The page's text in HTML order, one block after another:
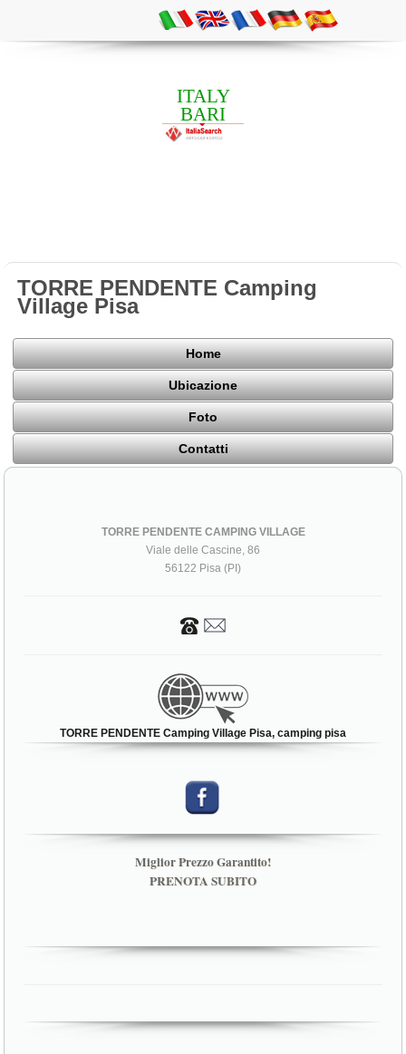
ITALY
BARI
TORRE PENDENTE Camping
Village Pisa
Home
Ubicazione
Foto
Contatti
TORRE PENDENTE CAMPING VILLAGE
Viale delle Cascine, 86
56122 Pisa (PI)
TORRE PENDENTE Camping Village Pisa, camping pisa
Miglior Prezzo Garantito!
PRENOTA SUBITO